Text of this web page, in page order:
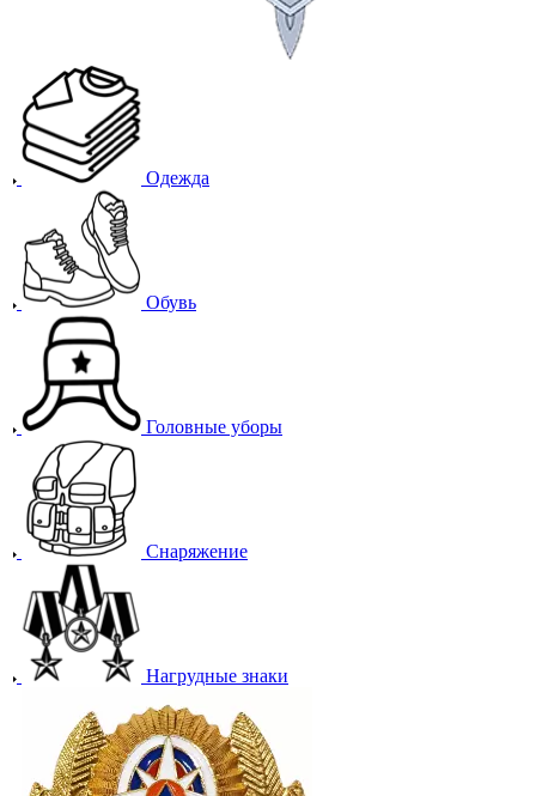
Одежда
Обувь
Головные уборы
Снаряжение
Нагрудные знаки